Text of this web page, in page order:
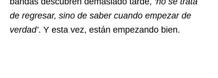
de regresar, sino de saber cuando empezar de
verdad’. Y esta vez, están empezando bien.